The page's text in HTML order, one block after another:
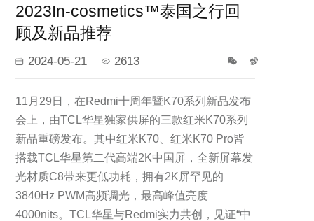
2023In-cosmetics™泰国之行回
顾及新品推荐
2024-05-21 2613
11月29日，在Redmi十周年暨K70系列新品发布
会上，由TCL华星独家供屏的三款红米K70系列
新品重磅发布。其中红米K70、红米K70 Pro皆
搭载TCL华星第二代高端2K中国屏，全新屏幕发
光材质C8带来更低功耗，拥有2K屏罕见的
3840Hz PWM高频调光，最高峰值亮度
4000nits。TCL华星与Redmi实力共创，见证“中